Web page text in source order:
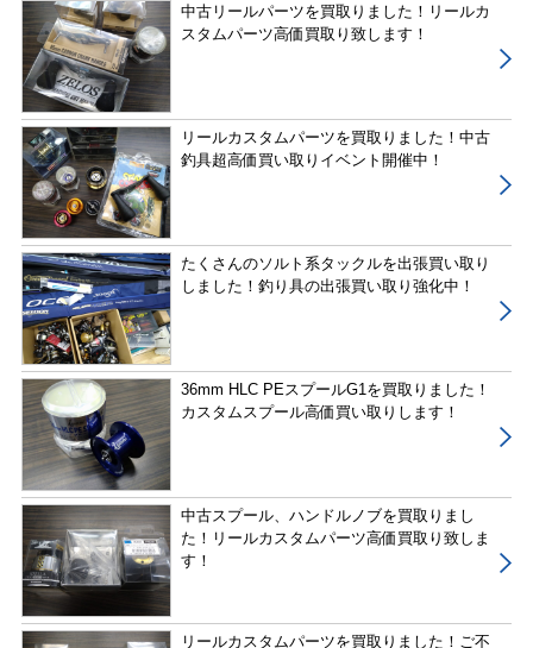
中古リールパーツを買取りました！リールカ
スタムパーツ高価買取り致します！
リールカスタムパーツを買取りました！中古
釣具超高価買い取りイベント開催中！
たくさんのソルト系タックルを出張買い取り
しました！釣り具の出張買い取り強化中！
36mm HLC PEスプールG1を買取りました！
カスタムスプール高価買い取りします！
中古スプール、ハンドルノブを買取りまし
た！リールカスタムパーツ高価買取り致しま
す！
リールカスタムパーツを買取りました！ご不